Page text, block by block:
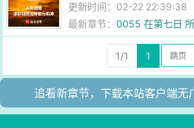
更新时间：02-22 22:39:38
最新章节：0055 在第七日
1/1 1
追看新章节，下载本站客户端无